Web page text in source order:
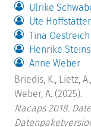
Ulrike
Ute Hoffstätter
Tina Oestreich
Henrike Steins
Anne Weber
Briedis, K., Lietz,
Weber, A. (2025).
Nacaps 2018.